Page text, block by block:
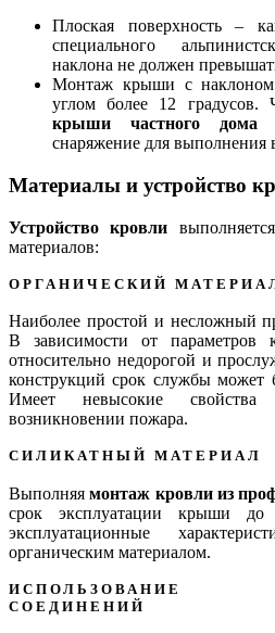
Плоская поверхность –
специального
наклона не должен
Монтаж крыши с
углом более 12 градусов.
крыши частного дома
снаряжение для выполнения
Материалы и устройство
Устройство кровли
материалов:
ОРГАНИЧЕСКИЙ
Наиболее простой и несложный
В зависимости от
относительно недорогой и
конструкций срок службы может
Имеет невысокие
возникновении пожара.
СИЛИКАТНЫЙ МАТЕРИАЛ
Выполняямонтаж кровли из
срок эксплуатации крыши до
эксплуатационные
органическим материалом.
ИСПОЛЬЗОВАНИЕ
СОЕДИНЕНИЙ